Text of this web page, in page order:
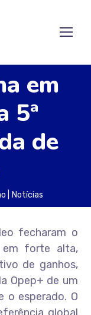
em
5ª
de
Notícias
fecharam o
em forte alta,
de ganhos,
Opep+ de um
o esperado. O